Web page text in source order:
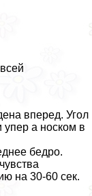
вперед. Угол
упер а носком в
бедро.
на 30-60 сек.